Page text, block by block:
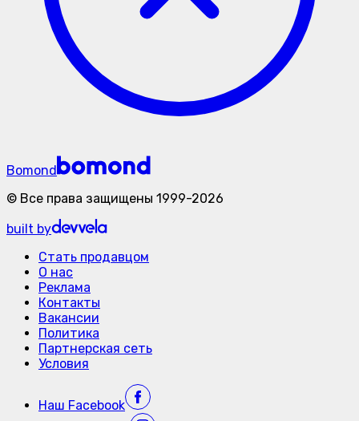
Bomond
© Все права защищены 1999-2026
built by
Стать продавцом
О нас
Реклама
Контакты
Вакансии
Политика
Партнерская сеть
Условия
Наш Facebook